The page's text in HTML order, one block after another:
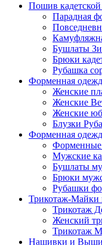
Пошив
Парадная
Бушлаты
Брюки
Рубашка
Форменная
Женские
Женские
Женские
Блузки
Форменная
Форменные
Мужские
Бушлаты
Брюки
Рубашки
Трикотаж-Майки
Трикотаж
Женский
Трикотаж
Нашивки и